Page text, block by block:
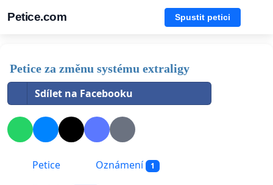
Petice.com Spustit petici
Petice za změnu systému extraligy
Sdílet na Facebooku
Petice Oznámení 1